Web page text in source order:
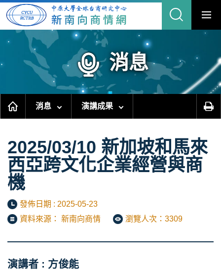
跳
主
要
消息
消息 演講成果
2025/03/10 新加坡和馬來
西亞跨文化企業經營與商
機
發佈日期 : 2025-05-23
資料來源： 新南向商情
瀏覽人次：3309
演講者 : 方俊能